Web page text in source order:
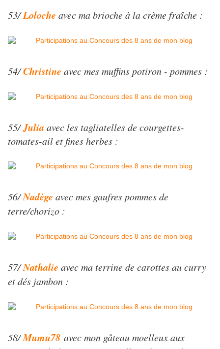
53/Loloche avec ma brioche à la crème fraîche :
54/Christine avec mes muffins potiron - pommes :
55/Julia avec les tagliatelles de courgettes-
tomates-ail et fines herbes :
56/Nadège avec mes gaufres pommes de
terre/chorizo :
57/Nathalie avec ma terrine de carottes au curry
et dés jambon :
58/Mumu78 avec mon gâteau moelleux aux